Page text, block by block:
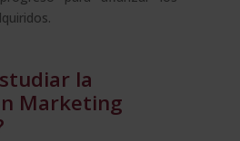
la
Marketing